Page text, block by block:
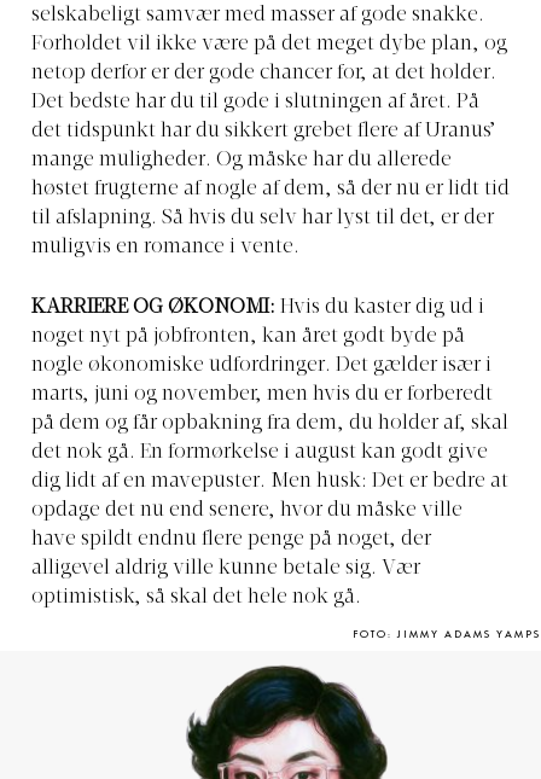
selskabeligt samvær med masser af gode snakke.
Forholdet vil ikke være på det meget dybe plan, og
netop derfor er der gode chancer for, at det holder.
Det bedste har du til gode i slutningen af året. På
det tidspunkt har du sikkert grebet flere af Uranus’
mange muligheder. Og måske har du allerede
høstet frugterne af nogle af dem, så der nu er lidt tid
til afslapning. Så hvis du selv har lyst til det, er der
muligvis en romance i vente.
KARRIERE OG ØKONOMI: Hvis du kaster dig ud i
noget nyt på jobfronten, kan året godt byde på
nogle økonomiske udfordringer. Det gælder især i
marts, juni og november, men hvis du er forberedt
på dem og får opbakning fra dem, du holder af, skal
det nok gå. En formørkelse i august kan godt give
dig lidt af en mavepuster. Men husk: Det er bedre at
opdage det nu end senere, hvor du måske ville
have spildt endnu flere penge på noget, der
alligevel aldrig ville kunne betale sig. Vær
optimistisk, så skal det hele nok gå.
FOTO: JIMMY ADAMS YAMPS